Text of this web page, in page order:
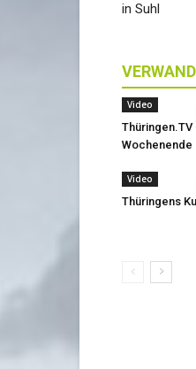
in Suhl
Video
Wochenende
Video
Thüringens